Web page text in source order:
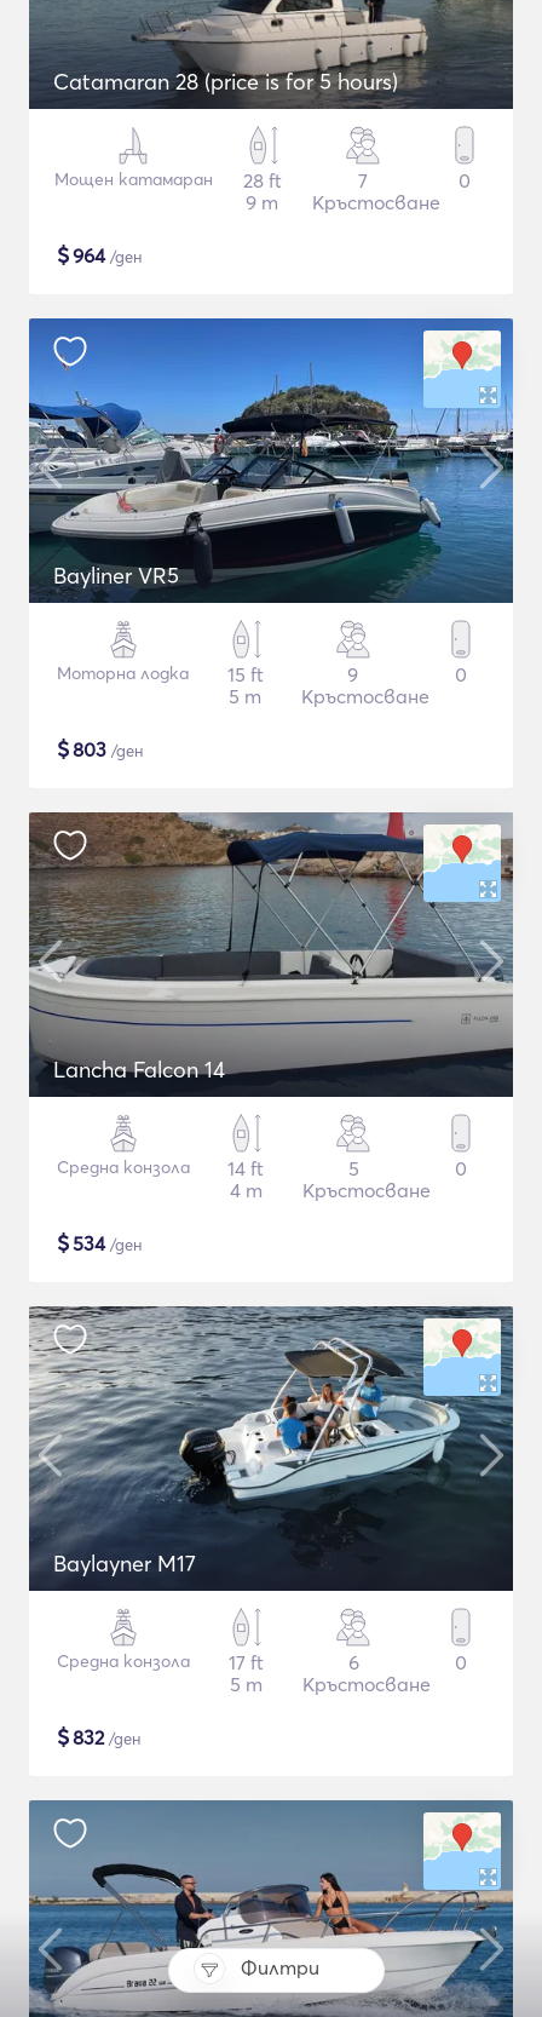
Филтри
Catamaran 28 (price is for 5 hours)
Мощен катамаран
28 ft
9 m
7
Кръстосване
0
$964/ден
Bayliner VR5
Моторна лодка
15 ft
5 m
9
Кръстосване
0
$803 /ден
Lancha Falcon 14
Средна конзола
14 ft
4 m
5
Кръстосване
0
$534/ден
Baylayner M17
Средна конзола
17 ft
5 m
6
Кръстосване
0
$832/ден